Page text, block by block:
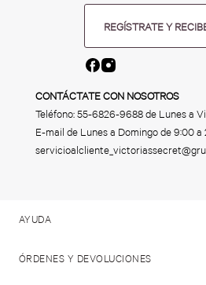
REGÍSTRATE Y
CONTÁCTATE CON NOSOTROS
Teléfono:55-6826-9688de Lunes a
E-mail de Lunes a Domingo de 9:00 a
AYUDA
ÓRDENES Y DEVOLUCIONES